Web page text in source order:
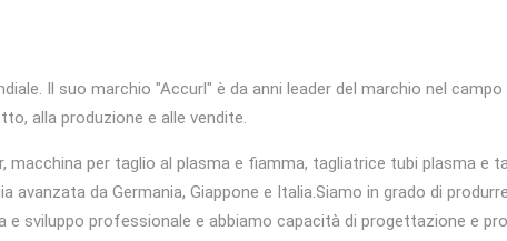
Il suo marchio "Accurl" è da anni leader del marchio nel campo
alla produzione e alle vendite.
per taglio al plasma e fiamma, tagliatrice tubi plasma e
avanzata da Germania, Giappone e Italia.Siamo in grado di
sviluppo professionale e abbiamo capacità di progettazione e